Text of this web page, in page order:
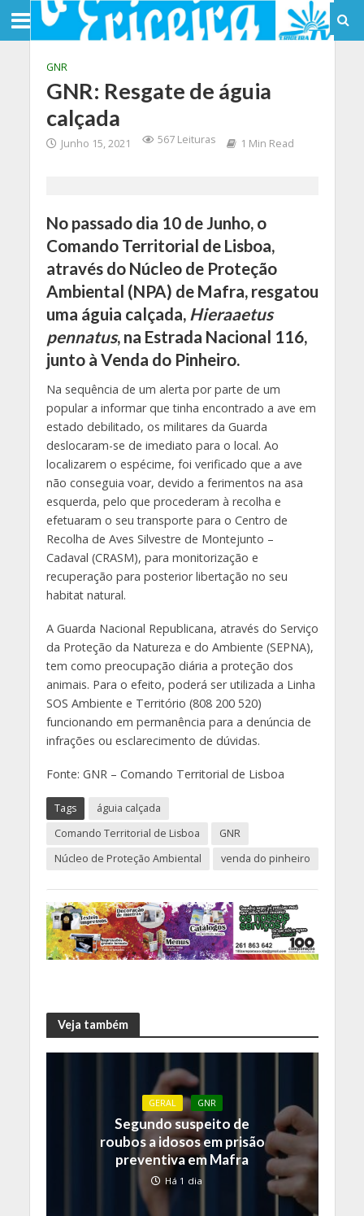
GNR
GNR: Resgate de águia
calçada
Junho 15, 2021 567 Leituras 1 Min Read
No passado dia 10 de Junho, o
Comando Territorial de Lisboa,
através do Núcleo de Proteção
Ambiental (NPA) de Mafra, resgatou
uma águia calçada, Hieraaetus
pennatus, na Estrada Nacional 116,
junto à Venda do Pinheiro.
Na sequência de um alerta por parte de um
popular a informar que tinha encontrado a ave em
estado debilitado, os militares da Guarda
deslocaram-se de imediato para o local. Ao
localizarem o espécime, foi verificado que a ave
não conseguia voar, devido a ferimentos na asa
esquerda, pelo que procederam à recolha e
efetuaram o seu transporte para o Centro de
Recolha de Aves Silvestre de Montejunto –
Cadaval (CRASM), para monitorização e
recuperação para posterior libertação no seu
habitat natural.
A Guarda Nacional Republicana, através do Serviço
da Proteção da Natureza e do Ambiente (SEPNA),
tem como preocupação diária a proteção dos
animais. Para o efeito, poderá ser utilizada a Linha
SOS Ambiente e Território (808 200 520)
funcionando em permanência para a denúncia de
infrações ou esclarecimento de dúvidas.
Fonte: GNR – Comando Territorial de Lisboa
Tags
águia calçada
Comando Territorial de Lisboa
GNR
Núcleo de Proteção Ambiental
venda do pinheiro
Veja também
GERAL GNR
Segundo suspeito de
roubos a idosos em prisão
preventiva em Mafra
Há 1 dia